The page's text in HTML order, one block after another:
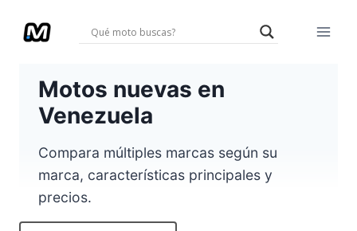
Motos nuevas en
Venezuela
Compara múltiples marcas según su
marca, características principales y
precios.